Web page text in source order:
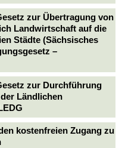
zur Übertragung von
Landwirtschaft auf die
Städte (Sächsisches
–
zur Durchführung
Ländlichen
kostenfreien Zugang zu